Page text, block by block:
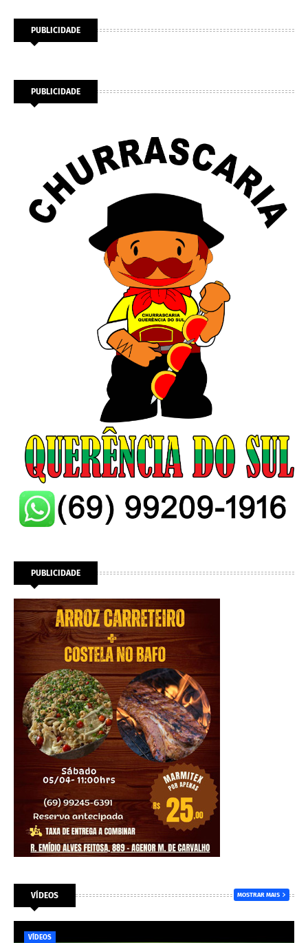
PUBLICIDADE
PUBLICIDADE
PUBLICIDADE
VÍDEOS MOSTRAR MAIS
VÍDEOS